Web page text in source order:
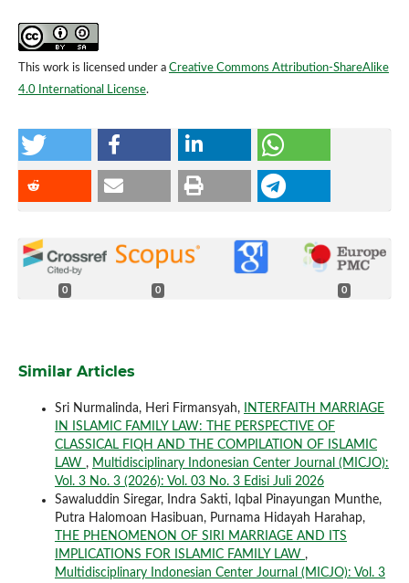
This work is licensed under a Creative Commons Attribution-ShareAlike
4.0 International License.
0 0 0
Similar Articles
Sri Nurmalinda, Heri Firmansyah,
INTERFAITH MARRIAGE
IN ISLAMIC FAMILY LAW: THE PERSPECTIVE OF
CLASSICAL FIQH AND THE COMPILATION OF ISLAMIC
LAW , Multidisciplinary Indonesian Center Journal (MICJO):
Vol. 3 No. 3 (2026): Vol. 03 No. 3 Edisi Juli 2026
Sawaluddin Siregar, Indra Sakti, Iqbal Pinayungan Munthe,
Putra Halomoan Hasibuan, Purnama Hidayah Harahap,
THE PHENOMENON OF SIRI MARRIAGE AND ITS
IMPLICATIONS FOR ISLAMIC FAMILY LAW ,
Multidisciplinary Indonesian Center Journal (MICJO): Vol. 3